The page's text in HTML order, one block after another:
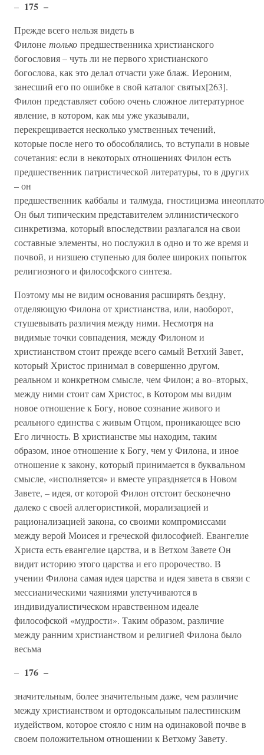
– 175 –
Прежде всего нельзя видеть в
Филоне только предшественника христианского
богословия – чуть ли не первого христианского
богослова, как это делал отчасти уже блаж. Иероним,
занесший его по ошибке в свой каталог святых[263].
Филон представляет собою очень сложное литературное
явление, в котором, как мы уже указывали,
перекрещивается несколько умственных течений,
которые после него то обособлялись, то вступали в новые
сочетания: если в некоторых отношениях Филон есть
предшественник патристической литературы, то в других
– он
предшественник каббалы и талмуда, гностицизма
Он был типическим представителем эллинистического
синкретизма, который впоследствии разлагался на свои
составные элементы, но послужил в одно и то же время и
почвой, и низшею ступенью для более широких попыток
религиозного и философского синтеза.
Поэтому мы не видим основания расширять бездну,
отделяющую Филона от христианства, или, наоборот,
стушевывать различия между ними. Несмотря на
видимые точки совпадения, между Филоном и
христианством стоит прежде всего самый Ветхий Завет,
который Христос принимал в совершенно другом,
реальном и конкретном смысле, чем Филон; а во–вторых,
между ними стоит сам Христос, в Котором мы видим
новое отношение к Богу, новое сознание живого и
реального единства с живым Отцом, проникающее всю
Его личность. В христианстве мы находим, таким
образом, иное отношение к Богу, чем у Филона, и иное
отношение к закону, который принимается в буквальном
смысле, «исполняется» и вместе упраздняется в Новом
Завете, – идея, от которой Филон отстоит бесконечно
далеко с своей аллегористикой, морализацией и
рационализацией закона, со своими компромиссами
между верой Моисея и греческой философией. Евангелие
Христа есть евангелие царства, и в Ветхом Завете Он
видит историю этого царства и его пророчество. В
учении Филона самая идея царства и идея завета в связи с
мессианическими чаяниями улетучиваются в
индивидуалистическом нравственном идеале
философской «мудрости». Таким образом, различие
между ранним христианством и религией Филона было
весьма
– 176 –
значительным, более значительным даже, чем различие
между христианством и ортодоксальным палестинским
иудейством, которое стояло с ним на одинаковой почве в
своем положительном отношении к Ветхому Завету.